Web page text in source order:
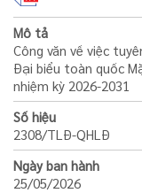
Mô tả
Công văn về việc
Đại biểu toàn quốc
nhiệm kỳ 2026-2031
Số hiệu
2308/TLĐ-QHLĐ
Ngày ban hành
25/05/2026